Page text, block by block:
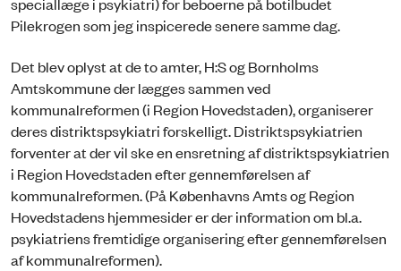
Pilekrogen som jeg inspicerede senere samme dag.
Det blev oplyst at de to amter, H:S og Bornholms
Amtskommune der lægges sammen ved
kommunalreformen (i Region Hovedstaden), organiserer
deres distriktspsykiatri forskelligt. Distriktspsykiatrien
forventer at der vil ske en ensretning af distriktspsykiatrien
i Region Hovedstaden efter gennemførelsen af
kommunalreformen. (På Københavns Amts og Region
Hovedstadens hjemmesider er der information om bl.a.
psykiatriens fremtidige organisering efter gennemførelsen
af kommunalreformen).